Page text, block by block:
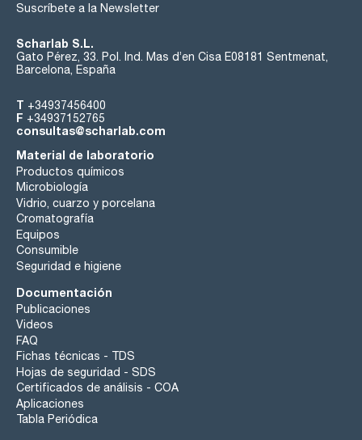
Suscríbete a la Newsletter
Scharlab S.L.
Gato Pérez, 33. Pol. Ind. Mas d’en Cisa E08181 Sentmenat,
Barcelona, España
T +34937456400
F +34937152765
consultas@scharlab.com
Material de laboratorio
Productos químicos
Microbiología
Vidrio, cuarzo y porcelana
Cromatografía
Equipos
Consumible
Seguridad e higiene
Documentación
Publicaciones
Videos
FAQ
Fichas técnicas - TDS
Hojas de seguridad - SDS
Certificados de análisis - COA
Aplicaciones
Tabla Periódica